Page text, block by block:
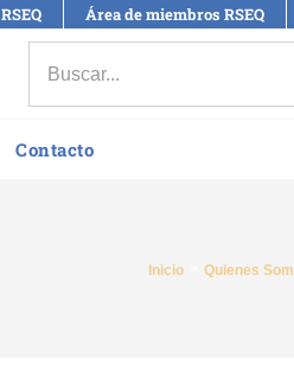
RSEQ Área de miembros RSEQ
Contacto
Inicio Quienes